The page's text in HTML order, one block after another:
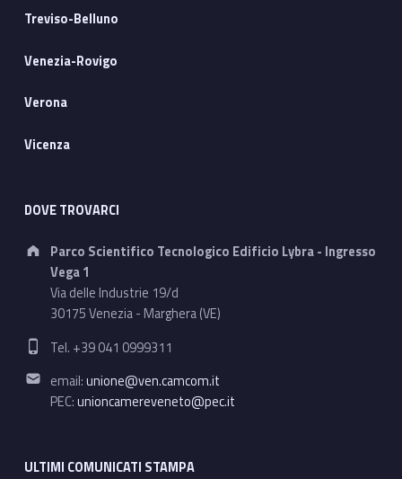
Treviso-Belluno
Venezia-Rovigo
Verona
Vicenza
DOVE TROVARCI
Address:
Parco Scientifico Tecnologico Edificio Lybra - Ingresso
Vega 1
Via delle Industrie 19/d
30175 Venezia - Marghera (VE)
Phone number:
Tel. +39 041 0999311
Email address:
email:unione@ven.camcom.it
PEC:unioncamereveneto@pec.it
ULTIMI COMUNICATI STAMPA